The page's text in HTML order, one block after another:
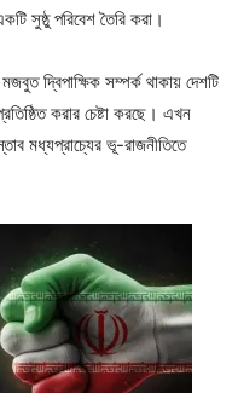
সুষ্ঠু পরিবেশ তৈরি করা।
দ্বিপাক্ষিক সম্পর্ক থাকায় দেশটি
করার চেষ্টা করছে। এখন
মধ্যপ্রাচ্যের ভূ-রাজনীতিতে